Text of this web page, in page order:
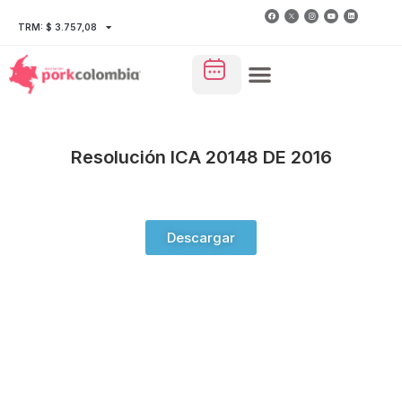
TRM: $ 3.757,08
Resolución ICA 20148 DE 2016
Descargar